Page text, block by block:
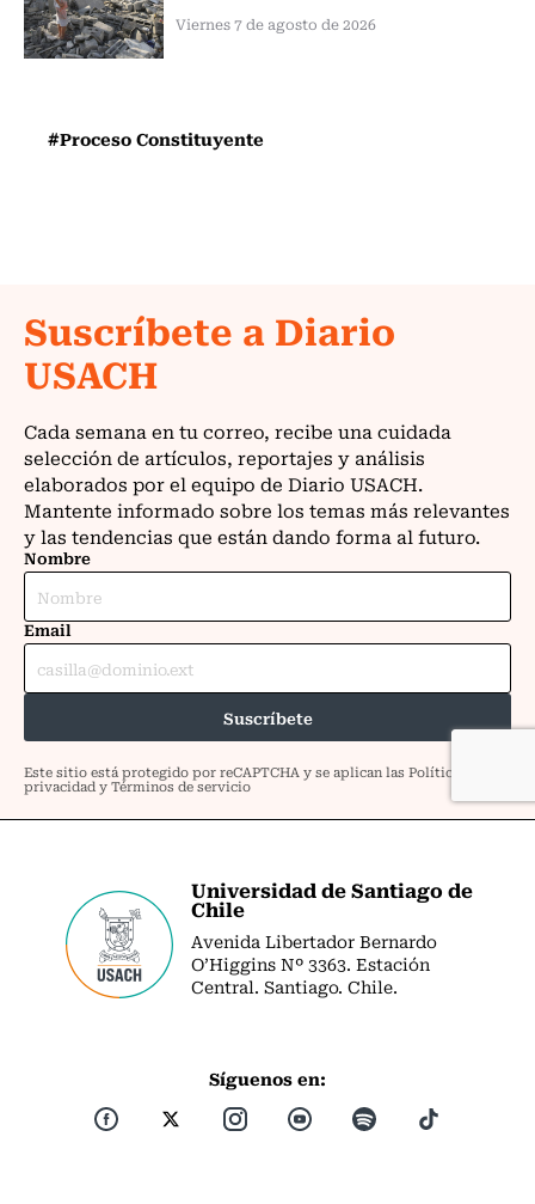
Viernes 7 de agosto de 2026
#Proceso Constituyente
Universidad de Santiago de
Chile
Avenida Libertador Bernardo
O’Higgins Nº 3363. Estación
Central. Santiago. Chile.
Síguenos en: